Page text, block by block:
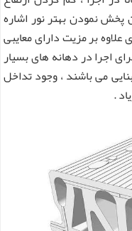
پخش نمودن بهتر نور اشاره
بر مزیت دارای معایبی
اجرا در دهانه های بسیار
می باشند ، وجود تداخل
.